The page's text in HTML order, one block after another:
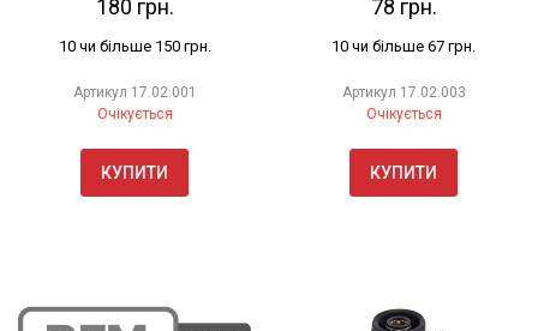
180 грн.
10 чи більше 150 грн.
Артикул 17.02.001
Очікується
КУПИТИ
78 грн.
10 чи більше 67 грн.
Артикул 17.02.003
Очікується
КУПИТИ